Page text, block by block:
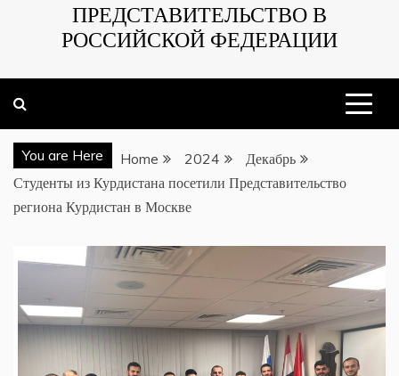
ПРЕДСТАВИТЕЛЬСТВО В
РОССИЙСКОЙ ФЕДЕРАЦИИ
You are Here Home 2024
Декабрь
Студенты из Курдистана посетили Представительство
региона Курдистан в Москве